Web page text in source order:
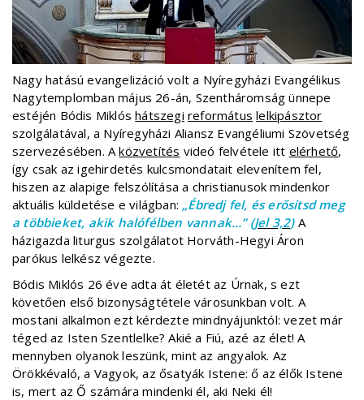
Nagy hatású evangelizáció volt a Nyíregyházi Evangélikus
Nagytemplomban május 26-án, Szentháromság ünnepe
estéjén Bódis Miklóshátszegi református lelkipásztor
szolgálatával, a Nyíregyházi Aliansz Evangéliumi Szövetség
szervezésében. Aközvetítés videó felvétele itt elérhető,
így csak az igehirdetés kulcsmondatait elevenítem fel,
hiszen az alapige felszólítása a christianusok mindenkor
aktuális küldetése e világban: „Ébredj fel, és erősítsd meg
a többieket, akik halófélben vannak…” (Jel 3,2)A
házigazda liturgus szolgálatot Horváth-Hegyi Áron
parókus lelkész végezte.
Bódis Miklós 26 éve adta át életét az Úrnak, s ezt
követően első bizonyságtétele városunkban volt. A
mostani alkalmon ezt kérdezte mindnyájunktól: vezet már
téged az Isten Szentlelke? Akié a Fiú, azé az élet! A
mennyben olyanok leszünk, mint az angyalok. Az
Örökkévaló, a Vagyok, az ősatyák Istene: ő az élők Istene
is, mert az Ő számára mindenki él, aki Neki él!